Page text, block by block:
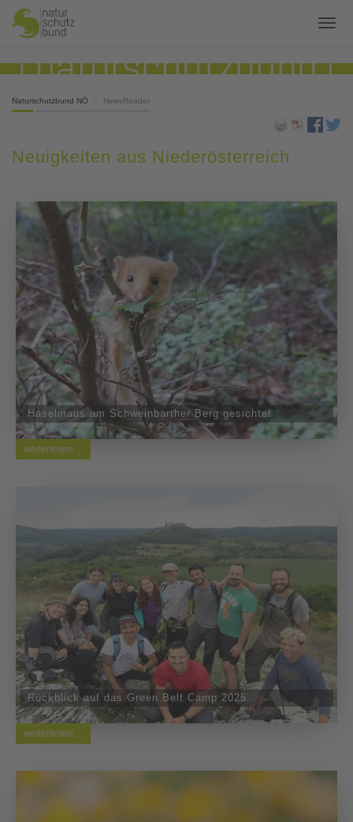
Naturschutzbund NÖ NewsReader
Neuigkeiten aus Niederösterreich
Haselmaus am Schweinbarther Berg gesichtet
weiterlesen ...
Rückblick auf das Green Belt Camp 2025
weiterlesen ...